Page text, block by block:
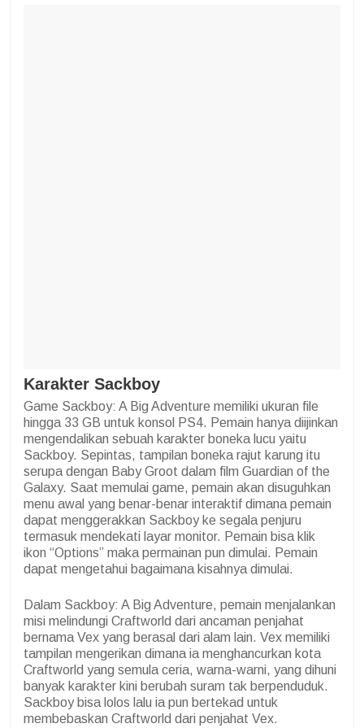
Karakter Sackboy
Game Sackboy: A Big Adventure memiliki ukuran file
hingga 33 GB untuk konsol PS4. Pemain hanya diijinkan
mengendalikan sebuah karakter boneka lucu yaitu
Sackboy. Sepintas, tampilan boneka rajut karung itu
serupa dengan Baby Groot dalam film Guardian of the
Galaxy. Saat memulai game, pemain akan disuguhkan
menu awal yang benar-benar interaktif dimana pemain
dapat menggerakkan Sackboy ke segala penjuru
termasuk mendekati layar monitor. Pemain bisa klik
ikon “Options” maka permainan pun dimulai. Pemain
dapat mengetahui bagaimana kisahnya dimulai.
Dalam Sackboy: A Big Adventure, pemain menjalankan
misi melindungi Craftworld dari ancaman penjahat
bernama Vex yang berasal dari alam lain. Vex memiliki
tampilan mengerikan dimana ia menghancurkan kota
Craftworld yang semula ceria, warna-warni, yang dihuni
banyak karakter kini berubah suram tak berpenduduk.
Sackboy bisa lolos lalu ia pun bertekad untuk
membebaskan Craftworld dari penjahat Vex.